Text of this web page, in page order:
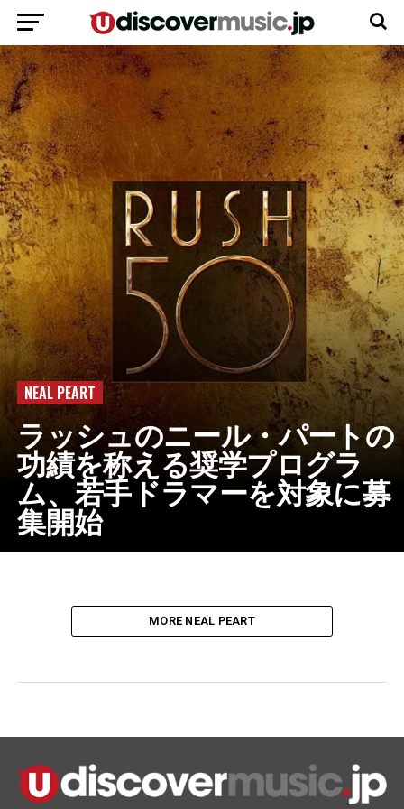
NEAL PEART
ラッシュのニール・パートの
功績を称える奨学プログラ
ム、若手ドラマーを対象に募
集開始
MORE NEAL PEART